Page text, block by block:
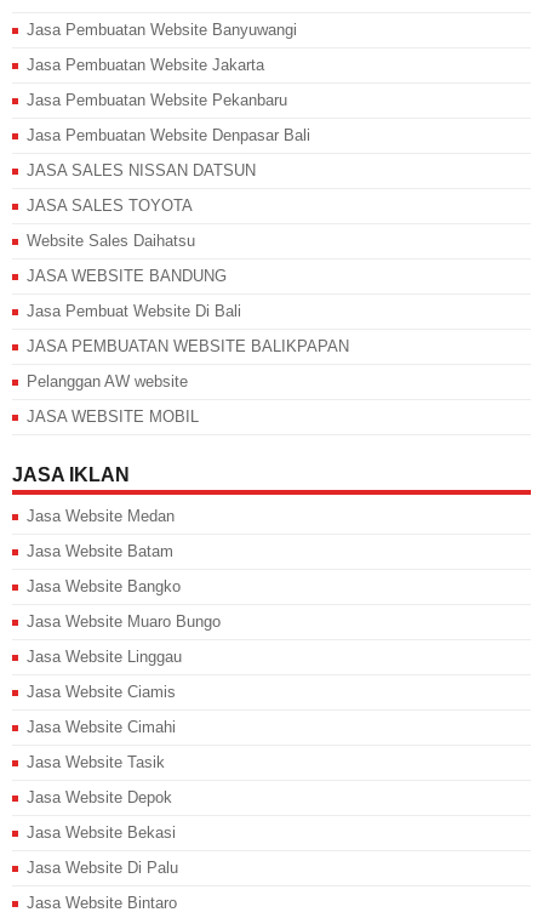
Jasa Pembuatan Website Banyuwangi
Jasa Pembuatan Website Jakarta
Jasa Pembuatan Website Pekanbaru
Jasa Pembuatan Website Denpasar Bali
JASA SALES NISSAN DATSUN
JASA SALES TOYOTA
Website Sales Daihatsu
JASA WEBSITE BANDUNG
Jasa Pembuat Website Di Bali
JASA PEMBUATAN WEBSITE BALIKPAPAN
Pelanggan AW website
JASA WEBSITE MOBIL
JASA IKLAN
Jasa Website Medan
Jasa Website Batam
Jasa Website Bangko
Jasa Website Muaro Bungo
Jasa Website Linggau
Jasa Website Ciamis
Jasa Website Cimahi
Jasa Website Tasik
Jasa Website Depok
Jasa Website Bekasi
Jasa Website Di Palu
Jasa Website Bintaro